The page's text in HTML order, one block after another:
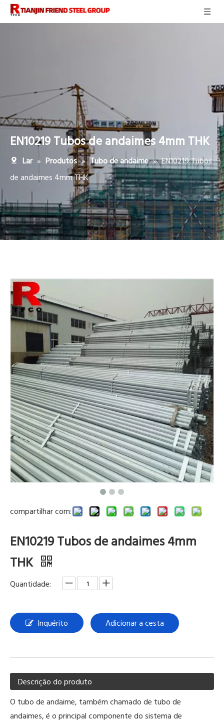
EN10219 Tubos de andaimes 4mm THK
Lar » Produtos » Tubo de andaime » EN10219 Tubos
de andaimes 4mm THK
compartilhar com:
EN10219 Tubos de andaimes 4mm
THK
Quantidade:
Inquérito Adicionar a cesta
Descrição do produto
O tubo de andaime, também chamado de tubo de
andaimes, é o principal componente do sistema de